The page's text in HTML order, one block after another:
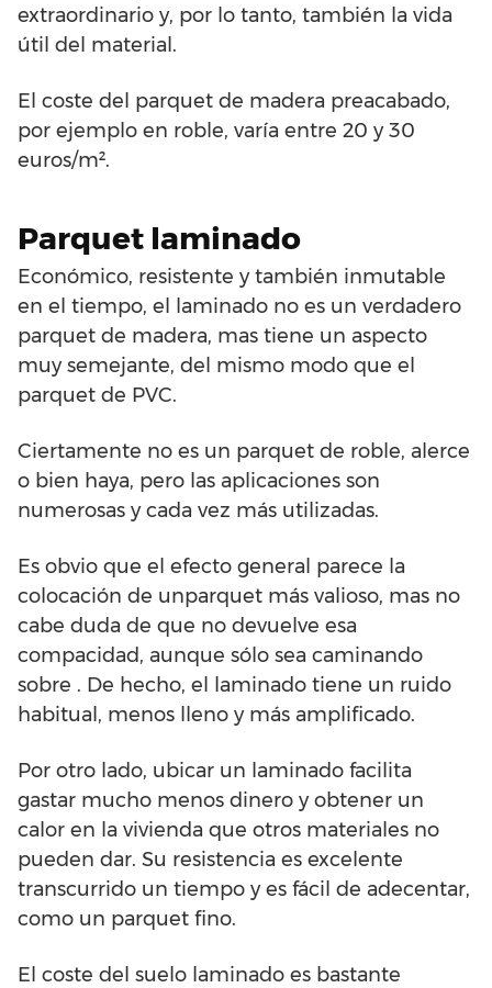
extraordinario y, por lo tanto, también la vida
útil del material.
El coste del parquet de madera preacabado,
por ejemplo en roble, varía entre 20 y 30
euros/m².
Parquet laminado
Económico, resistente y también inmutable
en el tiempo, el laminado no es un verdadero
parquet de madera, mas tiene un aspecto
muy semejante, del mismo modo que el
parquet de PVC.
Ciertamente no es un parquet de roble, alerce
o bien haya, pero las aplicaciones son
numerosas y cada vez más utilizadas.
Es obvio que el efecto general parece la
colocación de unparquet más valioso, mas no
cabe duda de que no devuelve esa
compacidad, aunque sólo sea caminando
sobre . De hecho, el laminado tiene un ruido
habitual, menos lleno y más amplificado.
Por otro lado, ubicar un laminado facilita
gastar mucho menos dinero y obtener un
calor en la vivienda que otros materiales no
pueden dar. Su resistencia es excelente
transcurrido un tiempo y es fácil de adecentar,
como un parquet fino.
El coste del suelo laminado es bastante